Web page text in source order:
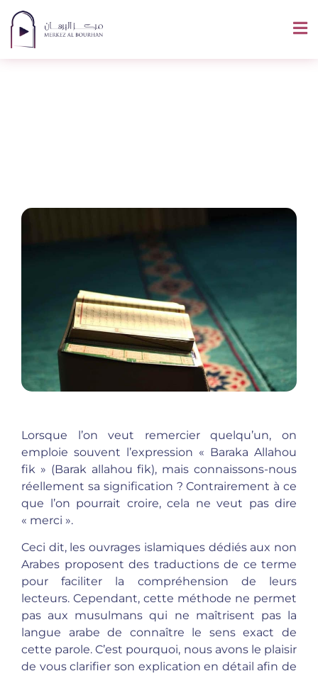
Lorsque l’on veut remercier quelqu’un, on
emploie souvent l’expression « Baraka Allahou
fik » (Barak allahou fik), mais connaissons-nous
réellement sa signification ? Contrairement à ce
que l’on pourrait croire, cela ne veut pas dire
« merci ».
Ceci dit, les ouvrages islamiques dédiés aux non
Arabes proposent des traductions de ce terme
pour faciliter la compréhension de leurs
lecteurs. Cependant, cette méthode ne permet
pas aux musulmans qui ne maîtrisent pas la
langue arabe de connaître le sens exact de
cette parole. C’est pourquoi, nous avons le plaisir
de vous clarifier son explication en détail afin de